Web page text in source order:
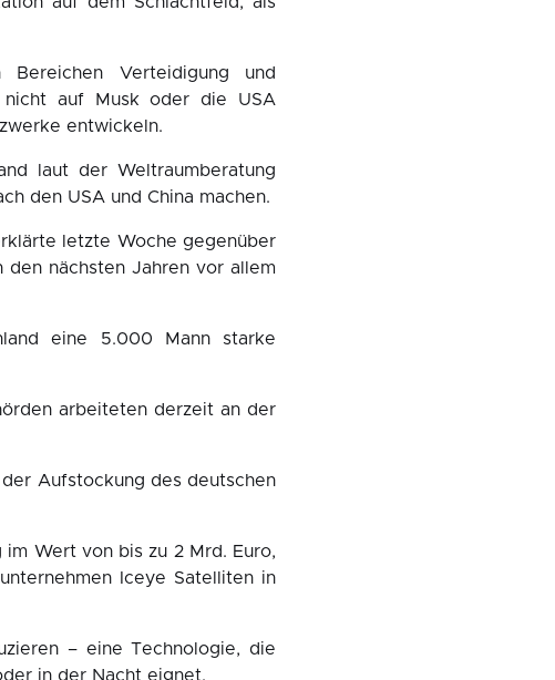
Verteidigung und
nicht auf Musk oder die USA
entwickeln.
laut der Weltraumberatung
den USA und China machen.
letzte Woche gegenüber
den nächsten Jahren vor allem
eine 5.000 Mann starke
arbeiteten derzeit an der
Aufstockung des deutschen
Wert von bis zu 2 Mrd. Euro,
Iceye Satelliten in
– eine Technologie, die
in der Nacht eignet.